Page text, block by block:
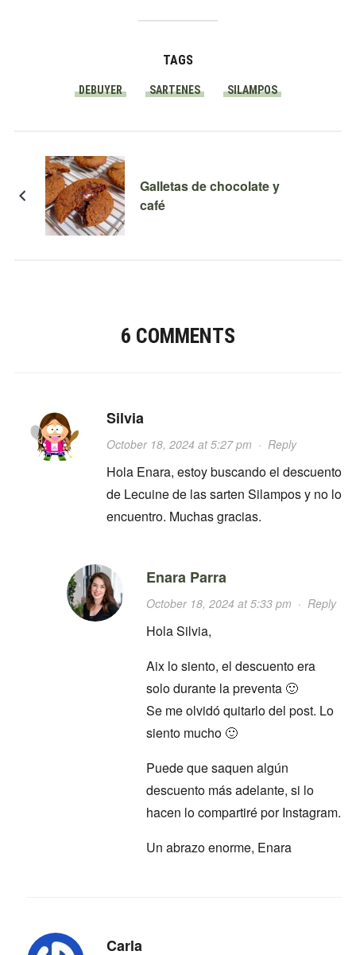
TAGS
DEBUYER SARTENES SILAMPOS
Galletas de chocolate y
café
6 COMMENTS
Silvia
October 18, 2024 at 5:27 pm · Reply
Hola Enara, estoy buscando el descuento
de Lecuine de las sarten Silampos y no lo
encuentro. Muchas gracias.
Enara Parra
October 18, 2024 at 5:33 pm · Reply
Hola Silvia,
Aix lo siento, el descuento era
solo durante la preventa 🙂
Se me olvidó quitarlo del post. Lo
siento mucho 🙂
Puede que saquen algún
descuento más adelante, si lo
hacen lo compartiré por Instagram.
Un abrazo enorme, Enara
Carla